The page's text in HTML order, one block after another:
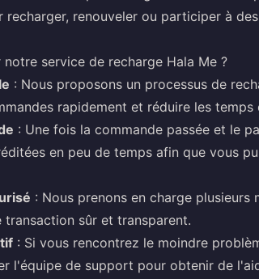
recharger, renouveler ou participer à
service de recharge Hala Me ?
: Nous proposons un processus de
rapidement et réduire les temps
: Une fois la commande passée et le
en peu de temps afin que vous
: Nous prenons en charge
transaction sûr et transparent.
: Si vous rencontrez le moindre
l'équipe de support pour obtenir de